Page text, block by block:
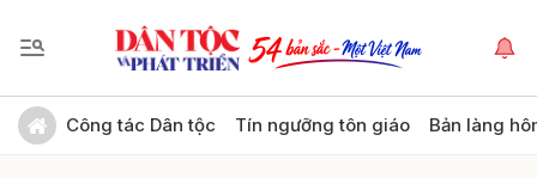
Công tác Dân tộc Tín ngưỡng tôn giáo Bản làng
Gửi bình luận